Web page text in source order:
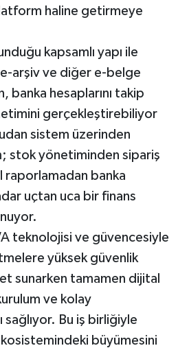
haline getirmeye
kapsamlı yapı ile
arşiv ve diğer e-belge
banka hesaplarını takip
gerçekleştirebiliyor
sistem üzerinden
stok yönetiminden sipariş
raporlamadan banka
uçtan uca bir finans
teknolojisi ve güvencesiyle
yüksek güvenlik
sunarken tamamen dijital
ve kolay
Bu iş birliğiyle
büyümesini